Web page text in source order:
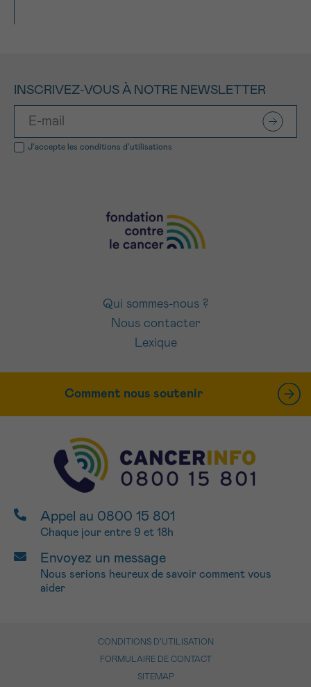
INSCRIVEZ-VOUS À NOTRE NEWSLETTER
J’accepte les conditions d’utilisations
Qui sommes-nous ?
Nous contacter
Lexique
Comment nous soutenir
Appel au 0800 15 801
Chaque jour entre 9 et 18h
Envoyez un message
Nous serions heureux de savoir comment vous
aider
CONDITIONS D’UTILISATION
FORMULAIRE DE CONTACT
SITEMAP